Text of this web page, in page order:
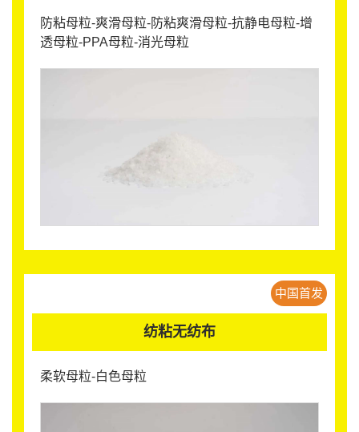
防粘母粒-爽滑母粒-防粘爽滑母粒-抗静电母粒-增
透母粒-PPA母粒-消光母粒
中国首发
纺粘无纺布
柔软母粒-白色母粒